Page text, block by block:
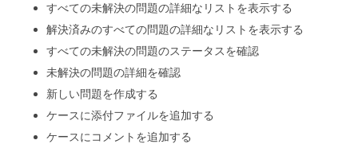
すべての未解決の問題の詳細なリストを表示する
解決済みのすべての問題の詳細なリストを表示する
すべての未解決の問題のステータスを確認
未解決の問題の詳細を確認
新しい問題を作成する
ケースに添付ファイルを追加する
ケースにコメントを追加する